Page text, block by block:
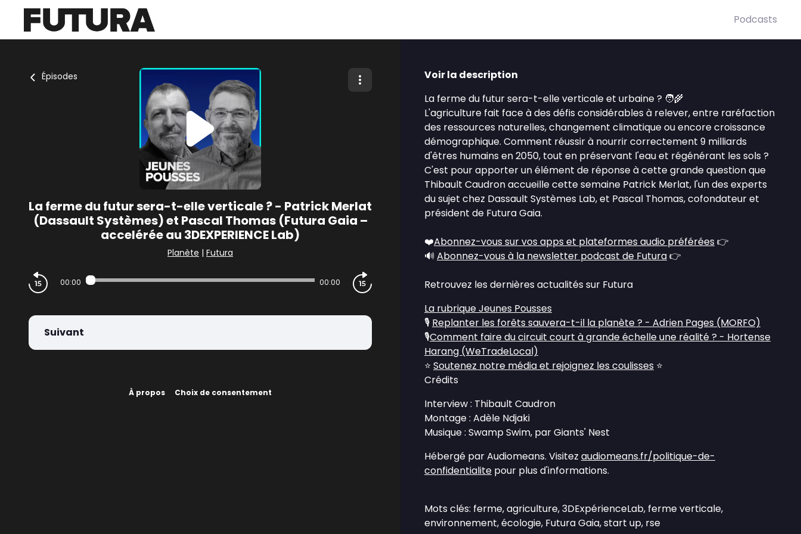
Podcasts
Épisodes
La ferme du futur sera-t-elle verticale ? - Patrick Merlat
(Dassault Systèmes) et Pascal Thomas (Futura Gaia –
accelérée au 3DEXPERIENCE Lab)
Planète | Futura
00:00 00:00
Suivant
À propos Choix de consentement
Voir la description
La ferme du futur sera-t-elle verticale et urbaine ? 🧑‍🌾
L'agriculture fait face à des défis considérables à relever, entre raréfaction
des ressources naturelles, changement climatique ou encore croissance
démographique. Comment réussir à nourrir correctement 9 milliards
d'êtres humains en 2050, tout en préservant l'eau et régénérant les sols ?
C'est pour apporter un élément de réponse à cette grande question que
Thibault Caudron accueille cette semaine Patrick Merlat, l'un des experts
du sujet chez Dassault Systèmes Lab, et Pascal Thomas, cofondateur et
président de Futura Gaia.
❤️Abonnez-vous sur vos apps et plateformes audio préférées 👉
🔊 Abonnez-vous à la newsletter podcast de Futura👉
Retrouvez les dernières actualités sur Futura
La rubrique Jeunes Pousses
🎙️ Replanter les forêts sauvera-t-il la planète ? - Adrien Pages (MORFO)
🎙️Comment faire du circuit court à grande échelle une réalité ? - Hortense
Harang (WeTradeLocal)
⭐ Soutenez notre média et rejoignez les coulisses ⭐
Crédits
Interview : Thibault Caudron
Montage : Adèle Ndjaki
Musique : Swamp Swim, par Giants' Nest
Hébergé par Audiomeans. Visitez audiomeans.fr/politique-de-
confidentialite pour plus d'informations.
Mots clés: ferme, agriculture, 3DExpérienceLab, ferme verticale,
environnement, écologie, Futura Gaia, start up, rse